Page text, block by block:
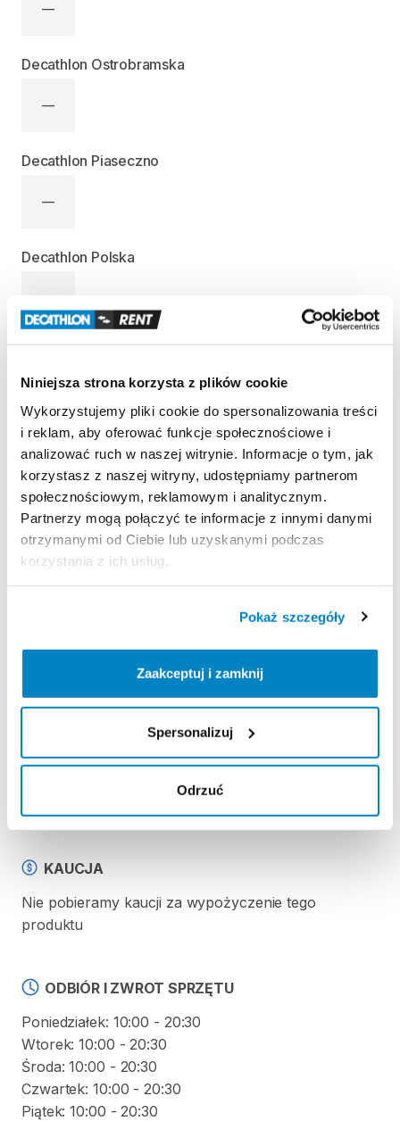
Niniejsza strona korzysta z plików cookie
Wykorzystujemy pliki cookie do spersonalizowania treści
i reklam, aby oferować funkcje społecznościowe i
analizować ruch w naszej witrynie. Informacje o tym, jak
korzystasz z naszej witryny, udostępniamy partnerom
społecznościowym, reklamowym i analitycznym.
Partnerzy mogą połączyć te informacje z innymi danymi
otrzymanymi od Ciebie lub uzyskanymi podczas
korzystania z ich usług.
Pokaż szczegóły
Zaakceptuj i zamknij
Spersonalizuj
Odrzuć
—
Decathlon Ostrobramska
—
Decathlon Piaseczno
—
Decathlon Polska
—
Informacje o produkcie
Nosidełko zaprojektowane do noszenia dziecka
wędrówki i zajęcia na dworze.
Osłona przed słońcem​,​ regulowane siedzisko
oddychające plecy​,​ komfort
Maksymalna waga dziecka: 18 kg
Strona produktu w sklepie
Zasady wypożyczenia
REGULAMIN
KAUCJA
Nie pobieramy kaucji za wypożyczenie tego
produktu
ODBIÓR I ZWROT SPRZĘTU
Poniedziałek: 10:00 - 20:30
Wtorek: 10:00 - 20:30
Środa: 10:00 - 20:30
Czwartek: 10:00 - 20:30
Piątek: 10:00 - 20:30